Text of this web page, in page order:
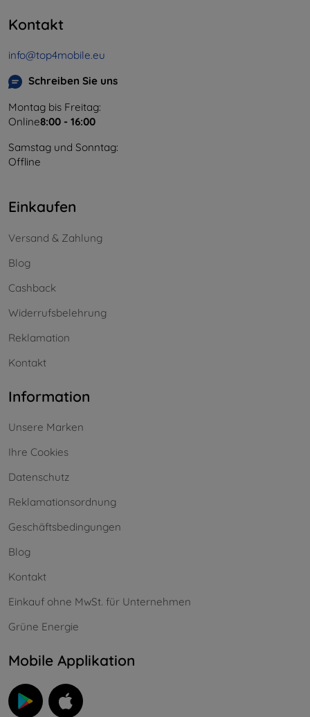
Kontakt
info@top4mobile.eu
Schreiben Sie uns
Montag bis Freitag:
Online8:00 - 16:00
Samstag und Sonntag:
Offline
Einkaufen
Versand & Zahlung
Blog
Cashback
Widerrufsbelehrung
Reklamation
Kontakt
Information
Unsere Marken
Ihre Cookies
Datenschutz
Reklamationsordnung
Geschäftsbedingungen
Blog
Kontakt
Einkauf ohne MwSt. für Unternehmen
Grüne Energie
Mobile Applikation